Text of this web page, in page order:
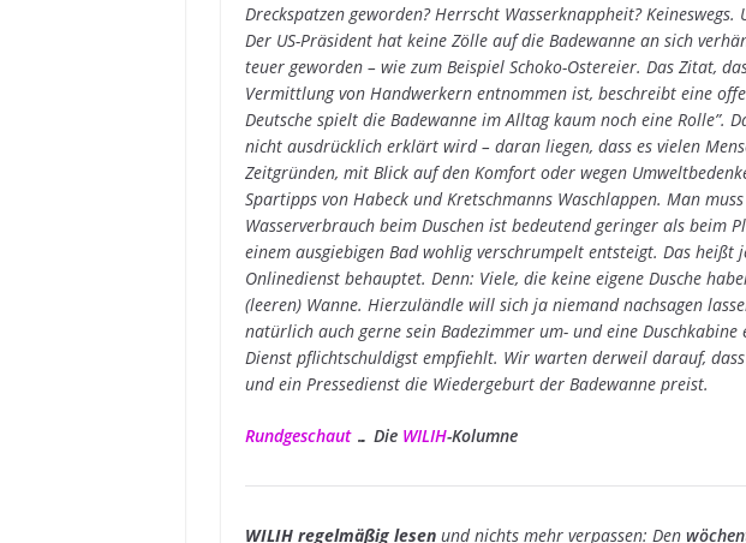
Dreckspatzen geworden? Herrscht Wasserknappheit?
Der US-Präsident hat keine Zölle auf die Badewanne an sich
teuer geworden – wie zum Beispiel Schoko-Ostereier. Das Zitat,
Vermittlung von Handwerkern entnommen ist, beschreibt eine
Deutsche spielt die Badewanne im Alltag kaum noch eine Rolle”.
nicht ausdrücklich erklärt wird – daran liegen, dass es vielen
Zeitgründen, mit Blick auf den Komfort oder wegen
Spartipps von Habeck und Kretschmanns Waschlappen. Man
Wasserverbrauch beim Duschen ist bedeutend geringer als beim
einem ausgiebigen Bad wohlig verschrumpelt entsteigt. Das heißt
Onlinedienst behauptet. Denn: Viele, die keine eigene Dusche
(leeren) Wanne. Hierzuländle will sich ja niemand nachsagen
natürlich auch gerne sein Badezimmer um- und eine
Dienst pflichtschuldigst empfiehlt. Wir warten derweil darauf,
und ein Pressedienst die Wiedergeburt der Badewanne preist.
Rundgeschaut… Die WILIH-Kolumne
WILIH regelmäßig lesenund nichts mehr verpassen: Den